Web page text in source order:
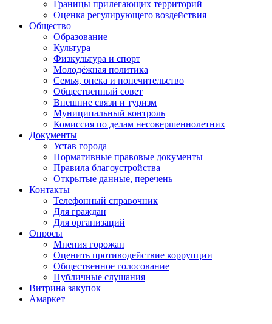
Границы прилегающих территорий
Оценка регулирующего воздействия
Общество
Образование
Культура
Физкультура и спорт
Молодёжная политика
Семья, опека и попечительство
Общественный совет
Внешние связи и туризм
Муниципальный контроль
Комиссия по делам несовершеннолетних
Документы
Устав города
Нормативные правовые документы
Правила благоустройства
Открытые данные, перечень
Контакты
Телефонный справочник
Для граждан
Для организаций
Опросы
Мнения горожан
Оценить противодействие коррупции
Общественное голосование
Публичные слушания
Витрина закупок
Амаркет